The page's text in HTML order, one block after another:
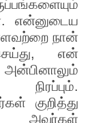
என்னுடைய
நான்
என்
குறித்து
அவர்கள்